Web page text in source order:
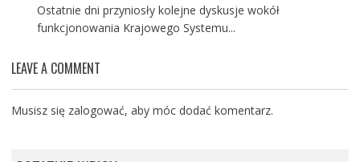
Ostatnie dni przyniosły kolejne dyskusje wokół
funkcjonowania Krajowego Systemu...
LEAVE A COMMENT
Musisz się zalogować, aby móc dodać komentarz.